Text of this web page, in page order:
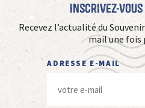
Inscrivez-
Recevez l’actualité du
mail une fois
ADRESSE E-MAIL